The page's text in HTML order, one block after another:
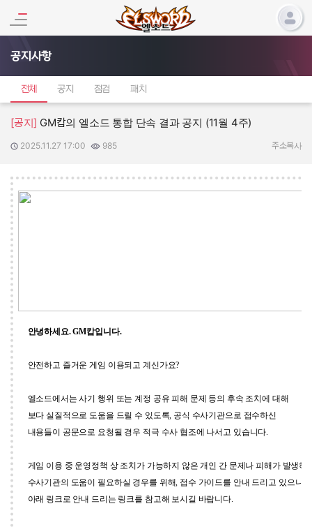
공지사항
전체 공지 점검 패치
[공지] GM캅의 엘소드 통합 단속 결과 공지 (11월 4주)
작성일:
2025.11.27 17:00
조회수: 985 주소복사
안녕하세요. GM캅입니다.
안전하고 즐거운 게임 이용되고 계신가요?
엘소드에서는 사기 행위 또는 계정 공유 피해 문제 등의 후속 조치에 대해
보다 실질적으로 도움을 드릴 수 있도록, 공식 수사기관으로 접수하신
내용들이 공문으로 요청될 경우 적극 수사 협조에 나서고 있습니다.
게임 이용 중 운영정책 상 조치가 가능하지 않은 개인 간 문제나 피해가 발생하
수사기관의 도움이 필요하실 경우를 위해, 접수 가이드를 안내 드리고 있으니
아래 링크로 안내 드리는 링크를 참고해 보시길 바랍니다.